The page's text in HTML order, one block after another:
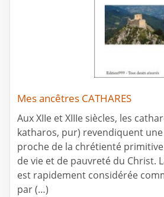
Mes ancêtres CATHARES
Aux XIIe et XIIIe siècles, les
katharos, pur) revendiquent
proche de la chrétienté
de vie et de pauvreté du Christ.
est rapidement considérée
par (…)